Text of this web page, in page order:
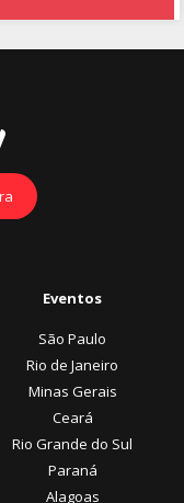
Eventos
São Paulo
Rio de Janeiro
Minas Gerais
Ceará
Rio Grande do Sul
Paraná
Alagoas